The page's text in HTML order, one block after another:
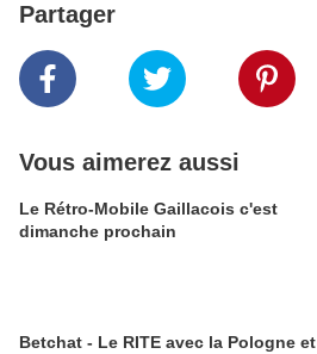
Partager
Vous aimerez aussi
Le Rétro-Mobile Gaillacois c'est
dimanche prochain
Betchat - Le RITE avec la Pologne et